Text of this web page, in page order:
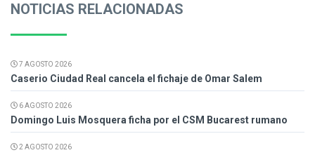
NOTICIAS RELACIONADAS
7 AGOSTO 2026
Caserio Ciudad Real cancela el fichaje de Omar Salem
6 AGOSTO 2026
Domingo Luis Mosquera ficha por el CSM Bucarest rumano
2 AGOSTO 2026